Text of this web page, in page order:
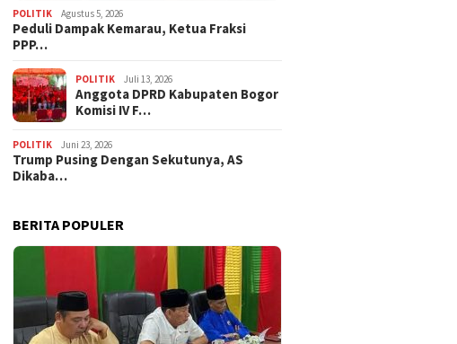
POLITIK Agustus 5, 2026
‎Peduli Dampak Kemarau, Ketua Fraksi
PPP…
POLITIK Juli 13, 2026
Anggota DPRD Kabupaten Bogor
Komisi IV F…
POLITIK Juni 23, 2026
Trump Pusing Dengan Sekutunya, AS
Dikaba…
BERITA POPULER